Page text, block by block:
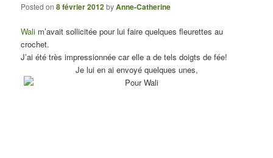
Posted on8 février 2012byAnne-Catherine
Wali m’avait sollicitée pour lui faire quelques fleurettes au
crochet.
J’ai été très impressionnée car elle a de tels doigts de fée!
Je lui en ai envoyé quelques unes,